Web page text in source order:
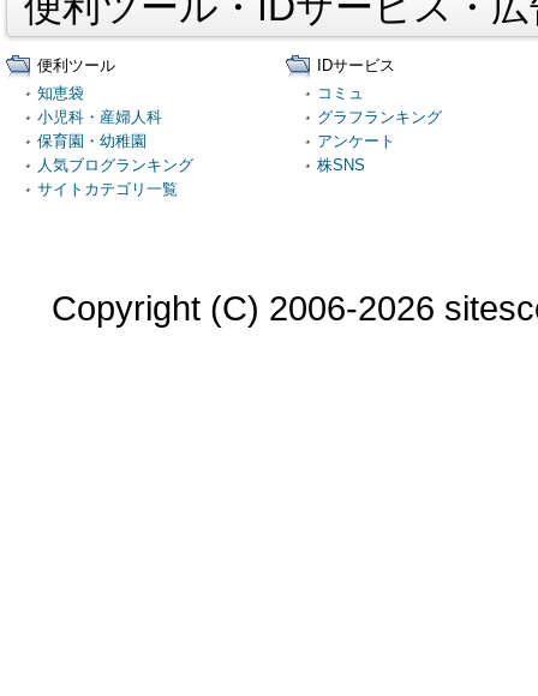
便利ツール
知恵袋
小児科・産婦人科
保育園・幼稚園
人気ブログランキング
サイトカテゴリ一覧
IDサービス
コミュ
グラフランキング
アンケート
株SNS
Copyright (C) 2006-2026